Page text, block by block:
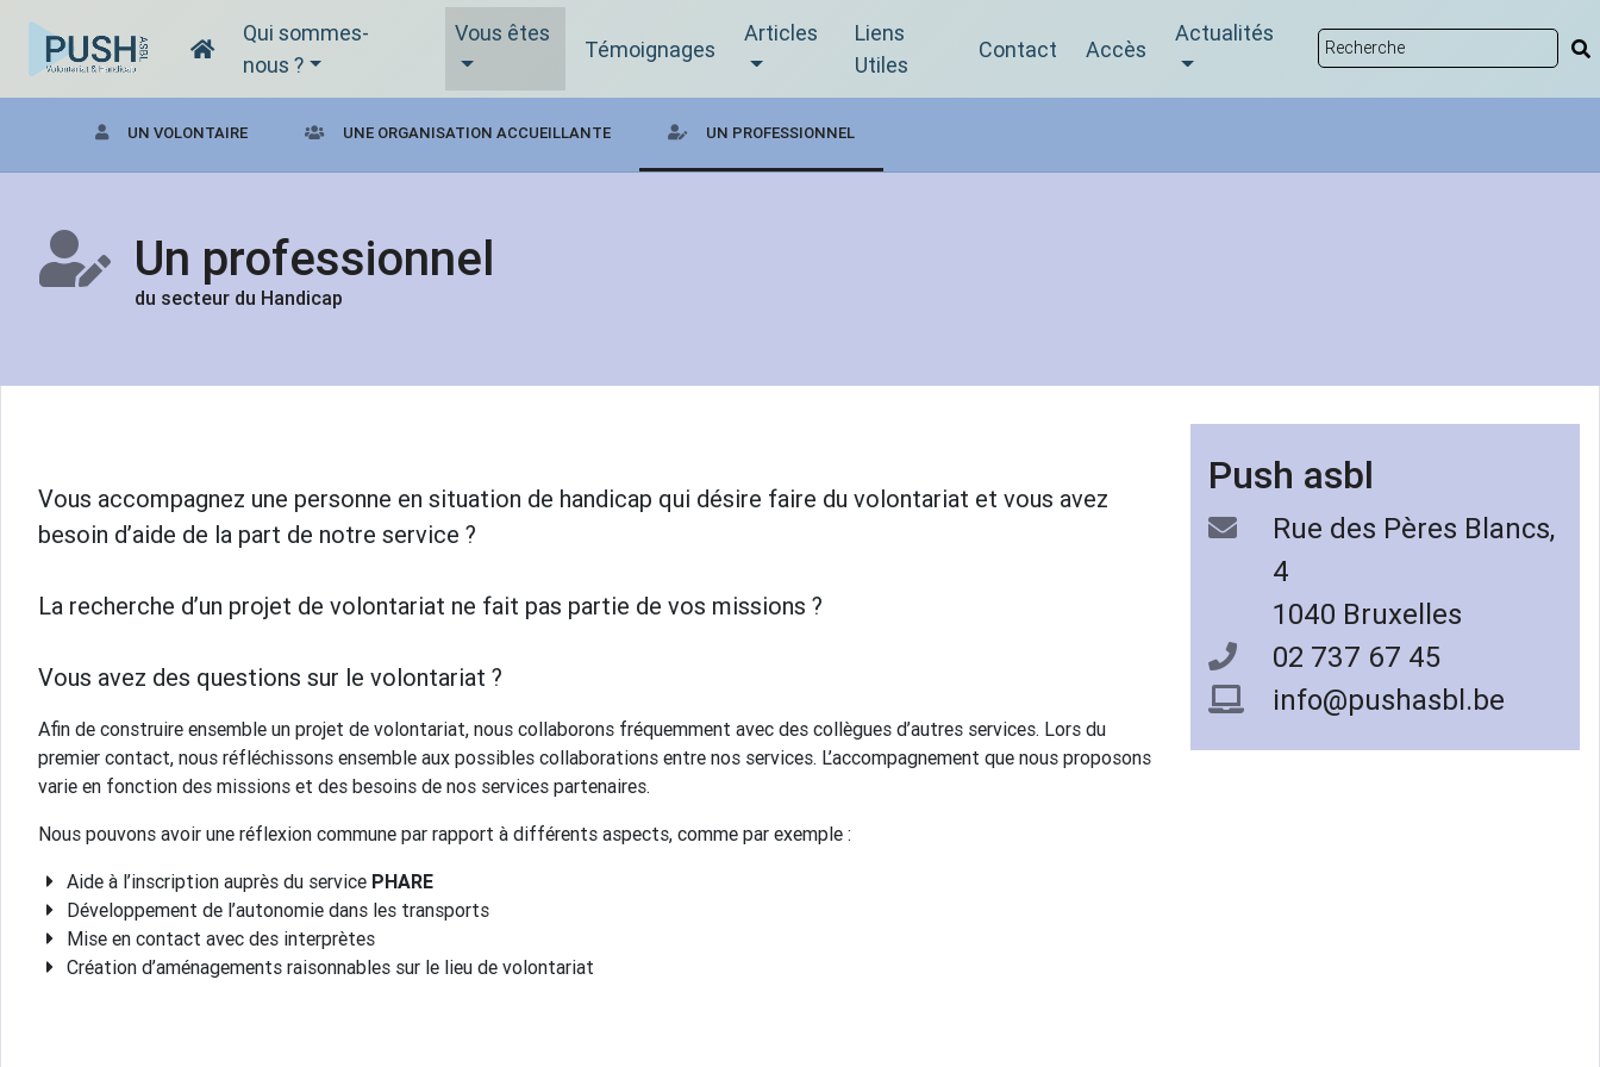
Qui sommes-
nous ?
Vous êtes
Témoignages
Articles
Liens
Utiles
Contact Accès
Actualités
UN VOLONTAIRE UNE ORGANISATION ACCUEILLANTE UN PROFESSIONNEL
Un professionnel
du secteur du Handicap
Vous accompagnez une personne en situation de handicap qui désire faire du volontariat et vous avez
besoin d’aide de la part de notre service ?
La recherche d’un projet de volontariat ne fait pas partie de vos missions ?
Vous avez des questions sur le volontariat ?
Afin de construire ensemble un projet de volontariat, nous collaborons fréquemment avec des collègues d’autres services. Lors du
premier contact, nous réfléchissons ensemble aux possibles collaborations entre nos services. L’accompagnement que nous proposons
varie en fonction des missions et des besoins de nos services partenaires.
Nous pouvons avoir une réflexion commune par rapport à différents aspects, comme par exemple :
Aide à l’inscription auprès du service PHARE
Développement de l’autonomie dans les transports
Mise en contact avec des interprètes
Création d’aménagements raisonnables sur le lieu de volontariat
Push asbl
Rue des Pères Blancs,
4
1040 Bruxelles
02 737 67 45
info@pushasbl.be